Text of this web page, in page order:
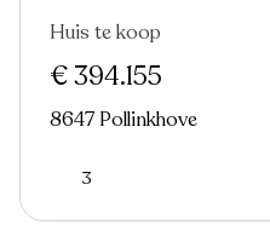
Huis te koop
€ 394.155
8647 Pollinkhove
3